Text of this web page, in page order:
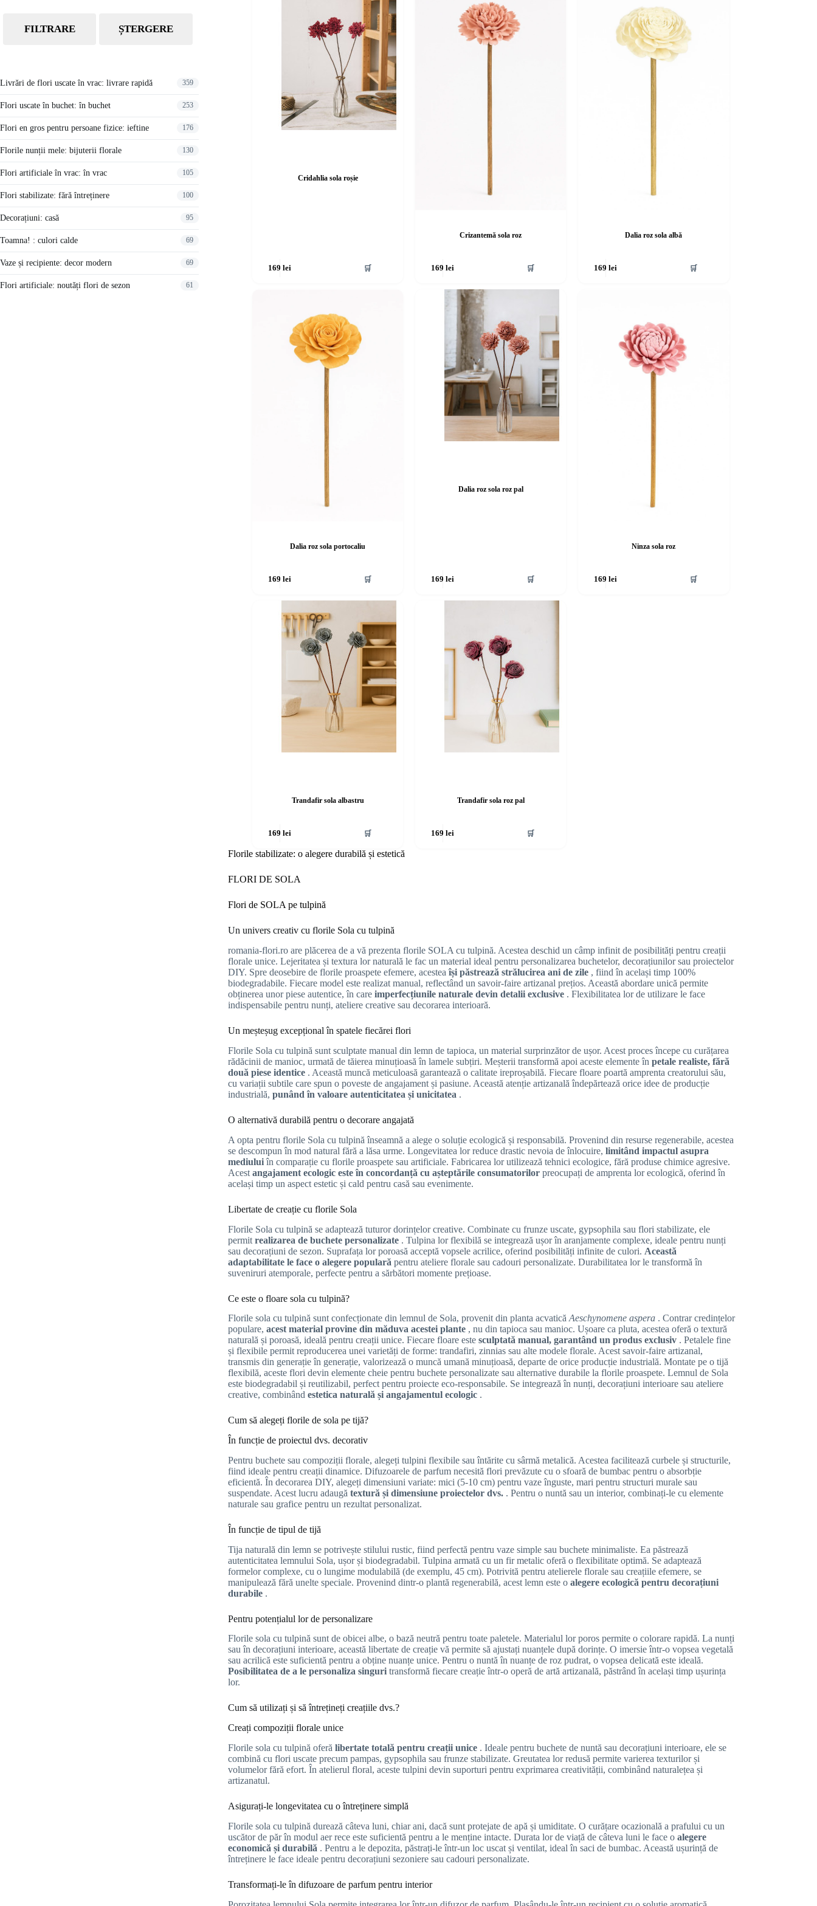
Cridahlia sola roșie
169 lei 🛒
Crizantemă sola roz
169lei 🛒
Dalia roz sola albă
169lei 🛒
Dalia roz sola portocaliu
169 lei 🛒
Dalia roz sola roz pal
169lei 🛒
Ninza sola roz
169lei 🛒
Trandafir sola albastru
169 lei 🛒
Trandafir sola roz pal
169lei 🛒
Florile stabilizate: o alegere durabilă și estetică
FLORI DE SOLA
Flori de SOLA pe tulpină
Un univers creativ cu florile Sola cu tulpină
romania-flori.ro are plăcerea de a vă prezenta florile SOLA cu tulpină. Acestea deschid un câmp infinit de posibilități pentru creații
florale unice. Lejeritatea și textura lor naturală le fac un material ideal pentru personalizarea buchetelor, decorațiunilor sau proiectelor
DIY. Spre deosebire de florile proaspete efemere, acesteaîși păstrează strălucirea ani de zile , fiind în același timp 100%
biodegradabile. Fiecare model este realizat manual, reflectând un savoir-faire artizanal prețios. Această abordare unică permite
obținerea unor piese autentice, în care imperfecțiunile naturale devin detalii exclusive . Flexibilitatea lor de utilizare le face
indispensabile pentru nunți, ateliere creative sau decorarea interioară.
Un meșteșug excepțional în spatele fiecărei flori
Florile Sola cu tulpină sunt sculptate manual din lemn de tapioca, un material surprinzător de ușor. Acest proces începe cu curățarea
rădăcinii de manioc, urmată de tăierea minuțioasă în lamele subțiri. Meșterii transformă apoi aceste elemente în petale realiste, fără
două piese identice . Această muncă meticuloasă garantează o calitate ireproșabilă. Fiecare floare poartă amprenta creatorului său,
cu variații subtile care spun o poveste de angajament și pasiune. Această atenție artizanală îndepărtează orice idee de producție
industrială, punând în valoare autenticitatea și unicitatea .
O alternativă durabilă pentru o decorare angajată
A opta pentru florile Sola cu tulpină înseamnă a alege o soluție ecologică și responsabilă. Provenind din resurse regenerabile, acestea
se descompun în mod natural fără a lăsa urme. Longevitatea lor reduce drastic nevoia de înlocuire, limitând impactul asupra
mediuluiîn comparație cu florile proaspete sau artificiale. Fabricarea lor utilizează tehnici ecologice, fără produse chimice agresive.
Acest angajament ecologic este în concordanță cu așteptările consumatorilor preocupați de amprenta lor ecologică, oferind în
același timp un aspect estetic și cald pentru casă sau evenimente.
Libertate de creație cu florile Sola
Florile Sola cu tulpină se adaptează tuturor dorințelor creative. Combinate cu frunze uscate, gypsophila sau flori stabilizate, ele
permit realizarea de buchete personalizate . Tulpina lor flexibilă se integrează ușor în aranjamente complexe, ideale pentru nunți
sau decorațiuni de sezon. Suprafața lor poroasă acceptă vopsele acrilice, oferind posibilități infinite de culori. Această
adaptabilitate le face o alegere populară pentru ateliere florale sau cadouri personalizate. Durabilitatea lor le transformă în
suveniruri atemporale, perfecte pentru a sărbători momente prețioase.
Ce este o floare sola cu tulpină?
Florile sola cu tulpină sunt confecționate din lemnul de Sola, provenit din planta acvatică Aeschynomene aspera . Contrar credințelor
populare, acest material provine din măduva acestei plante , nu din tapioca sau manioc. Ușoare ca pluta, acestea oferă o textură
naturală și poroasă, ideală pentru creații unice. Fiecare floare este sculptată manual, garantând un produs exclusiv . Petalele fine
și flexibile permit reproducerea unei varietăți de forme: trandafiri, zinnias sau alte modele florale. Acest savoir-faire artizanal,
transmis din generație în generație, valorizează o muncă umană minuțioasă, departe de orice producție industrială. Montate pe o tijă
flexibilă, aceste flori devin elemente cheie pentru buchete personalizate sau alternative durabile la florile proaspete. Lemnul de Sola
este biodegradabil și reutilizabil, perfect pentru proiecte eco-responsabile. Se integrează în nunți, decorațiuni interioare sau ateliere
creative, combinând estetica naturală și angajamentul ecologic.
Cum să alegeți florile de sola pe tijă?
În funcție de proiectul dvs. decorativ
Pentru buchete sau compoziții florale, alegeți tulpini flexibile sau întărite cu sârmă metalică. Acestea facilitează curbele și structurile,
fiind ideale pentru creații dinamice. Difuzoarele de parfum necesită flori prevăzute cu o sfoară de bumbac pentru o absorbție
eficientă. În decorarea DIY, alegeți dimensiuni variate: mici (5-10 cm) pentru vaze înguste, mari pentru structuri murale sau
suspendate. Acest lucru adaugă textură și dimensiune proiectelor dvs. . Pentru o nuntă sau un interior, combinați-le cu elemente
naturale sau grafice pentru un rezultat personalizat.
În funcție de tipul de tijă
Tija naturală din lemn se potrivește stilului rustic, fiind perfectă pentru vaze simple sau buchete minimaliste. Ea păstrează
autenticitatea lemnului Sola, ușor și biodegradabil. Tulpina armată cu un fir metalic oferă o flexibilitate optimă. Se adaptează
formelor complexe, cu o lungime modulabilă (de exemplu, 45 cm). Potrivită pentru atelierele florale sau creațiile efemere, se
manipulează fără unelte speciale. Provenind dintr-o plantă regenerabilă, acest lemn este o alegere ecologică pentru decorațiuni
durabile .
Pentru potențialul lor de personalizare
Florile sola cu tulpină sunt de obicei albe, o bază neutră pentru toate paletele. Materialul lor poros permite o colorare rapidă. La nunți
sau în decorațiuni interioare, această libertate de creație vă permite să ajustați nuanțele după dorințe. O imersie într-o vopsea vegetală
sau acrilică este suficientă pentru a obține nuanțe unice. Pentru o nuntă în nuanțe de roz pudrat, o vopsea delicată este ideală.
Posibilitatea de a le personaliza singuritransformă fiecare creație într-o operă de artă artizanală, păstrând în același timp ușurința
lor.
Cum să utilizați și să întrețineți creațiile dvs.?
Creați compoziții florale unice
Florile sola cu tulpină oferă libertate totală pentru creații unice . Ideale pentru buchete de nuntă sau decorațiuni interioare, ele se
combină cu flori uscate precum pampas, gypsophila sau frunze stabilizate. Greutatea lor redusă permite varierea texturilor și
volumelor fără efort. În atelierul floral, aceste tulpini devin suporturi pentru exprimarea creativității, combinând naturalețea și
artizanatul.
Asigurați-le longevitatea cu o întreținere simplă
Florile sola cu tulpină durează câteva luni, chiar ani, dacă sunt protejate de apă și umiditate. O curățare ocazională a prafului cu un
uscător de păr în modul aer rece este suficientă pentru a le menține intacte. Durata lor de viață de câteva luni le face o alegere
economică și durabilă . Pentru a le depozita, păstrați-le într-un loc uscat și ventilat, ideal în saci de bumbac. Această ușurință de
întreținere le face ideale pentru decorațiuni sezoniere sau cadouri personalizate.
Transformați-le în difuzoare de parfum pentru interior
FILTRARE ȘTERGERE
Livrări de flori uscate în vrac: livrare rapidă 359
Flori uscate în buchet: în buchet 253
Flori en gros pentru persoane fizice: ieftine 176
Florile nunții mele: bijuterii florale 130
Flori artificiale în vrac: în vrac 105
Flori stabilizate: fără întreținere 100
Decorațiuni: casă 95
Toamna! : culori calde 69
Vaze și recipiente: decor modern 69
Flori artificiale: noutăți flori de sezon 61